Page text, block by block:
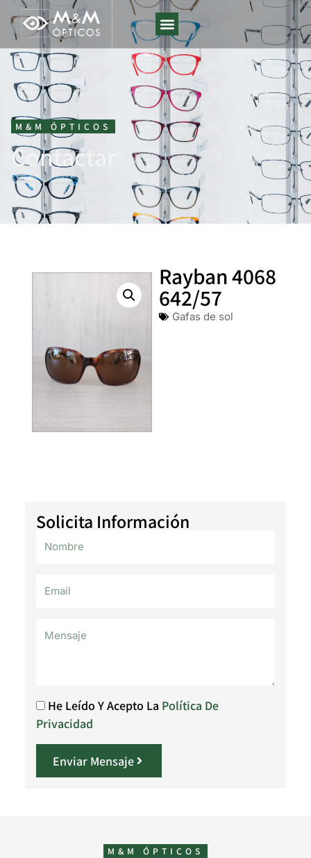
M&M ÓPTICOS
Contactar
Rayban 4068
642/57
Gafas de sol
Solicita Información
He Leído Y Acepto La Política De
Privacidad
Enviar Mensaje
M&M ÓPTICOS